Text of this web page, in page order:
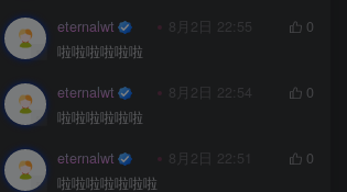
eternalwt 8月2日 22:55
0
啦啦啦啦啦啦
eternalwt 8月2日 22:54
0
啦啦啦啦啦啦
eternalwt 8月2日 22:51
0
啦啦啦啦啦啦啦